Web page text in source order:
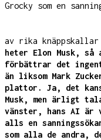
Grocky som en
av rika
heter Elon Musk,
förbättrar det
än liksom Mark
plattor. Ja, det
Musk, men ärligt
vänster, hans AI är
alls en
som alla de andra,